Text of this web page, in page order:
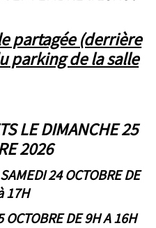
partagée (derrière
parking de la salle
LE DIMANCHE 25
2026
24 OCTOBRE DE
17H
OCTOBRE DE 9H A 16H